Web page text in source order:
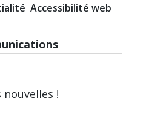
Accessibilité web
nouvelles !